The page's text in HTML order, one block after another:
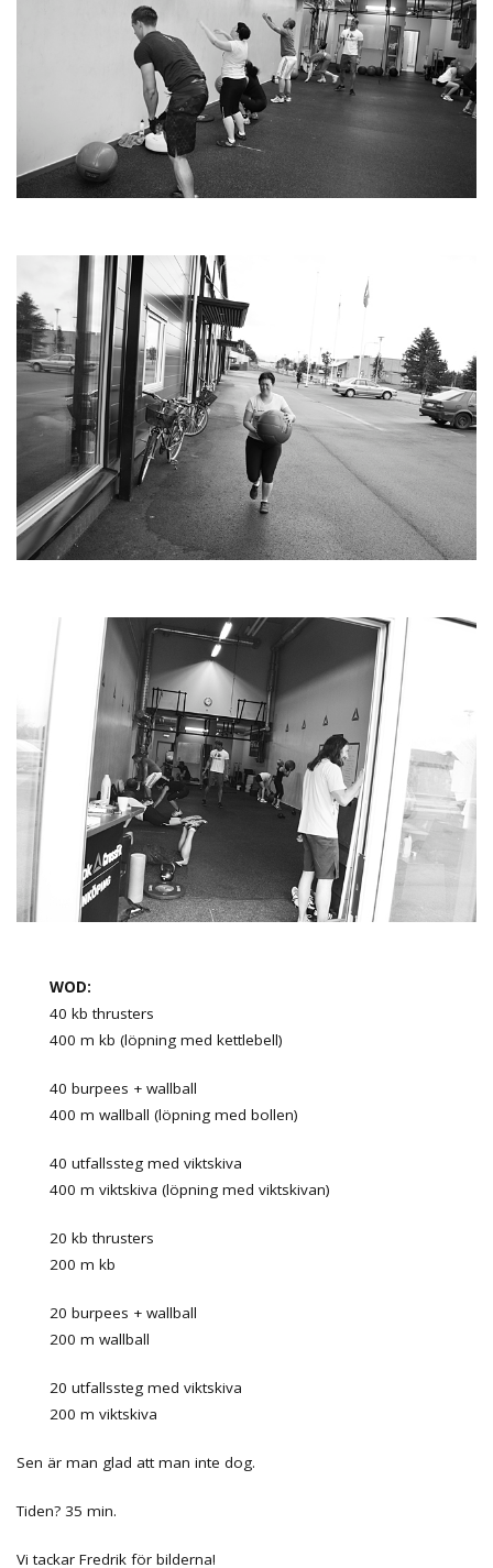
WOD:
40 kb thrusters
400 m kb (löpning med kettlebell)
40 burpees + wallball
400 m wallball (löpning med bollen)
40 utfallssteg med viktskiva
400 m viktskiva (löpning med viktskivan)
20 kb thrusters
200 m kb
20 burpees + wallball
200 m wallball
20 utfallssteg med viktskiva
200 m viktskiva
Sen är man glad att man inte dog.
Tiden? 35 min.
Vi tackar Fredrik för bilderna!